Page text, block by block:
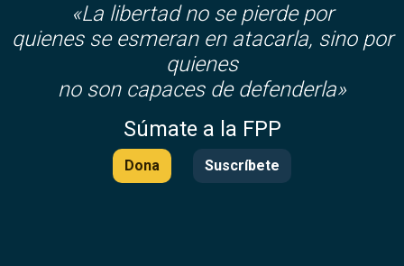
«La libertad no se pierde por
quienes se esmeran en atacarla, sino por
quienes
no son capaces de defenderla»
Súmate a la FPP
Dona Suscríbete